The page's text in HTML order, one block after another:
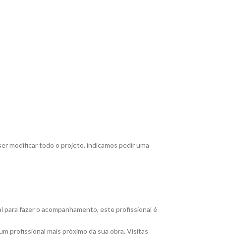
modificar todo o projeto, indicamos pedir uma
fazer o acompanhamento, este profissional é
profissional mais próximo da sua obra. Visitas